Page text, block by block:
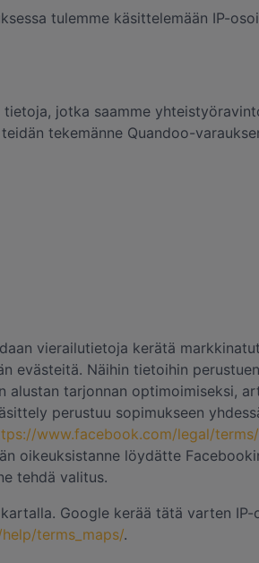
tulemme käsittelemään IP-
jotka saamme
tekemänne Quandoo-
vierailutietoja kerätä
evästeitä. Näihin tietoihin
tarjonnan optimoimiseksi,
perustuu sopimukseen
www.facebook.com/legal/
oikeuksistanne löydätte
tehdä valitus.
Google kerää tätä varten
terms_maps/.